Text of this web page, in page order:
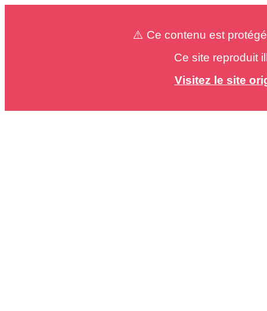
⚠️ Ce contenu est
Ce site reproduit
Visitez le site